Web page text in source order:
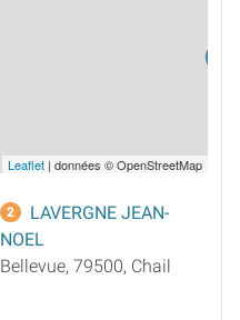
Leaflet | données © OpenStreetMap
2
LAVERGNE JEAN-
NOEL
Bellevue, 79500, Chail